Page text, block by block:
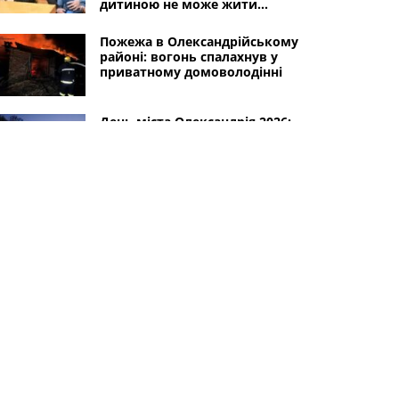
дитиною не може жити
Пожежа в Олександрійському
районі: вогонь спалахнув у
приватному домоволодінні
День міста Олександрія 2026: